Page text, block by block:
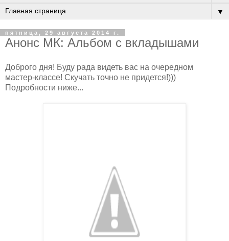
▼
пятница, 29 августа 2014 г.
Анонс МК: Альбом с вкладышами
Доброго дня! Буду рада видеть вас на очередном
мастер-классе! Скучать точно не придется!)))
Подробности ниже...